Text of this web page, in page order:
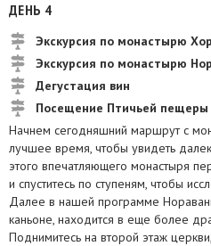
ДЕНЬ 4
Экскурсия по монастырю
Экскурсия по монастырю
Дегустация вин
Посещение Птичьей пещеры
Начнем сегодняшний маршрут с
лучшее время, чтобы увидеть
этого впечатляющего монастыря
и спуститесь по ступеням, чтобы
Далее в нашей программе
каньоне, находится в еще более
Поднимитесь на второй этаж